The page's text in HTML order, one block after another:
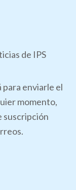
de IPS
enviarle el
momento,
suscripción